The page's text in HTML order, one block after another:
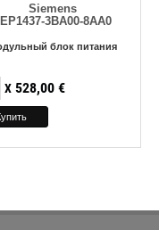
Siemens
3BA00-8AA0
блок питания
X 528,00 €